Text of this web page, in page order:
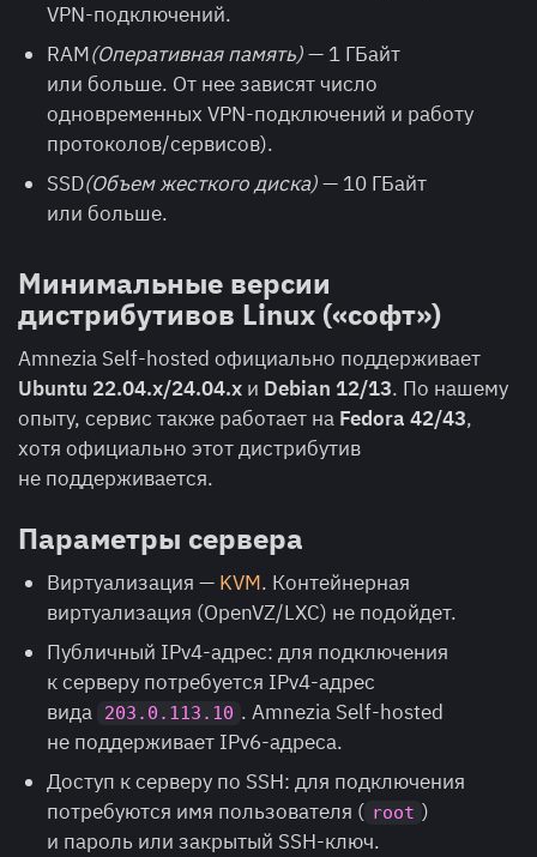
VPN-подключений.
RAM(Оперативная память)— 1 ГБайт
или больше. От нее зависят число
одновременных VPN-подключений и работу
протоколов/сервисов).
SSD(Объем жесткого диска)— 10 ГБайт
или больше.
Минимальные версии
дистрибутивов Linux («софт»)
Amnezia Self-hosted официально поддерживает
Ubuntu 22.04.x/24.04.x и Debian 12/13. По нашему
опыту, сервис также работает на Fedora 42/43,
хотя официально этот дистрибутив
не поддерживается.
Параметры сервера
Виртуализация — KVM. Контейнерная
виртуализация (OpenVZ/LXC) не подойдет.
Публичный IPv4-адрес: для подключения
к серверу потребуется IPv4-адрес
вида
203.0.113.10 . Amnezia Self-hosted
не поддерживает IPv6-адреса.
Доступ к серверу по SSH: для подключения
потребуются имя пользователя ( root )
и пароль или закрытый SSH-ключ.